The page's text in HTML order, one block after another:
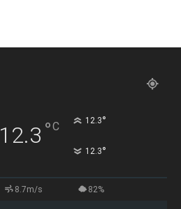
12.3 °C 12.3°
12.3°
8.7m/s 82%